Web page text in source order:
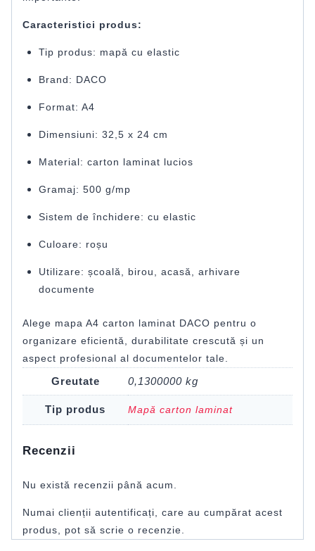
Caracteristici produs:
Tip produs: mapă cu elastic
Brand: DACO
Format: A4
Dimensiuni: 32,5 x 24 cm
Material: carton laminat lucios
Gramaj: 500 g/mp
Sistem de închidere: cu elastic
Culoare: roșu
Utilizare: școală, birou, acasă, arhivare
documente
Alege mapa A4 carton laminat DACO pentru o
organizare eficientă, durabilitate crescută și un
aspect profesional al documentelor tale.
Greutate 0,1300000 kg
Tip produs Mapă carton laminat
Recenzii
Nu există recenzii până acum.
Numai clienții autentificați, care au cumpărat acest
produs, pot să scrie o recenzie.